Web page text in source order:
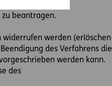
beantragen.
widerrufen werden (erlöschen
des Verfahrens die
werden kann.
des